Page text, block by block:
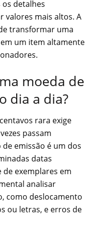
detalhes
valores mais altos. A
transformar uma
um item altamente
moeda de
dia a dia?
rara exige
passam
emissão é um dos
datas
exemplares em
analisar
como deslocamento
ou letras, e erros de